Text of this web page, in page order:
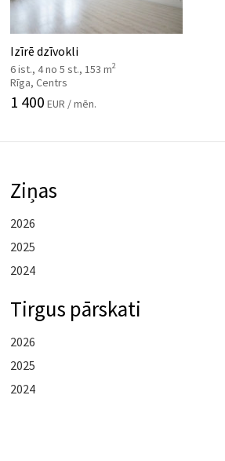
Izīrē dzīvokli
6 ist., 4 no 5 st., 153 m2
Rīga, Centrs
1 400 EUR / mēn.
Ziņas
2026
2025
2024
Tirgus pārskati
2026
2025
2024